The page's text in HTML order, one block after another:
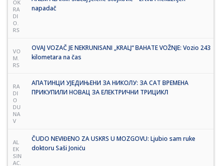
OK
RA
DI
O.
RS
napadač
VO
M.
RS
OVAJ VOZAČ JE NEKRUNISANI „KRALJ“ BAHATE VOŽNJE: Vozio 243
kilometara na čas
RA
DI
O
DU
NA
V
АПАТИНЦИ УЈЕДИЊЕНИ ЗА НИКОЛУ: ЗА САТ ВРЕМЕНА
ПРИКУПИЛИ НОВАЦ ЗА ЕЛЕКТРИЧНИ ТРИЦИКЛ
AL
EK
SIN
AC.
ČUDO NEVIĐENO ZA USKRS U MOZGOVU: Ljubio sam ruke
doktoru Saši Joniću